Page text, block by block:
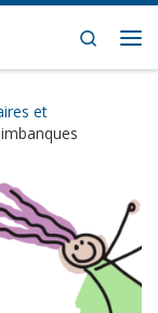
Search
et